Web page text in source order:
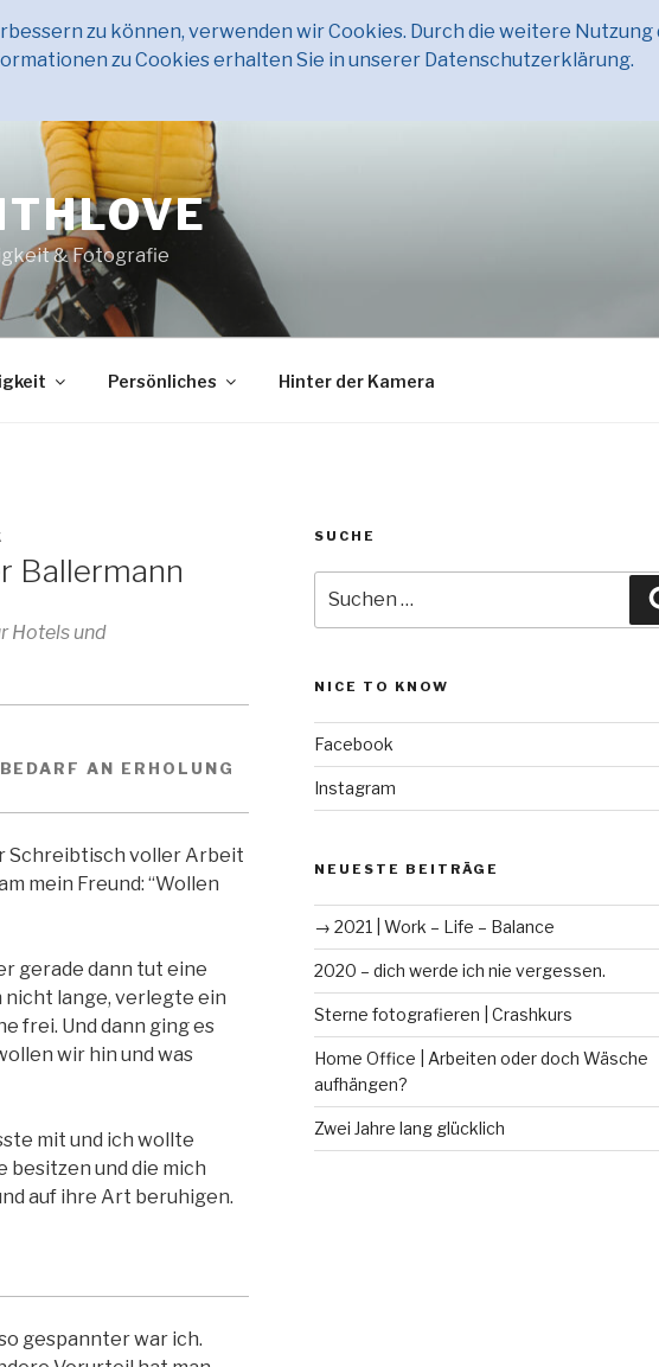
& Fotografie
Persönliches Hinter der Kamera
Ballermann
Hotels und
AN ERHOLUNG
Schreibtisch voller Arbeit
mein Freund: “Wollen
gerade dann tut eine
nicht lange, verlegte ein
frei. Und dann ging es
wir hin und was
mit und ich wollte
und die mich
auf ihre Art beruhigen.
gespannter war ich.
SUCHE
nach:
NICE TO KNOW
Facebook
Instagram
NEUESTE BEITRÄGE
→ 2021 | Work – Life – Balance
2020 – dich werde ich nie vergessen.
Sterne fotografieren | Crashkurs
Home Office | Arbeiten oder doch Wäsche
aufhängen?
Zwei Jahre lang glücklich
zu können, verwenden wir Cookies. Durch die weitere Nutzung
zu Cookies erhalten Sie in unserer Datenschutzerklärung.